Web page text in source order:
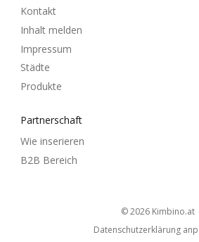
Kontakt
Inhalt melden
Impressum
Städte
Produkte
Partnerschaft
Wie inserieren
B2B Bereich
© 2026 kimbino.at
Datenschutzerklärung